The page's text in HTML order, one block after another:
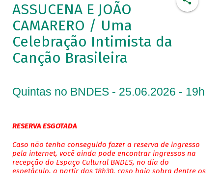
ASSUCENA E JOÃO
CAMARERO / Uma
Celebração Intimista da
Canção Brasileira
Quintas no BNDES - 25.06.2026 - 19h
RESERVA ESGOTADA
Caso não tenha conseguido fazer a reserva de ingresso
pela internet, você ainda pode encontrar ingressos na
recepção do Espaço Cultural BNDES, no dia do